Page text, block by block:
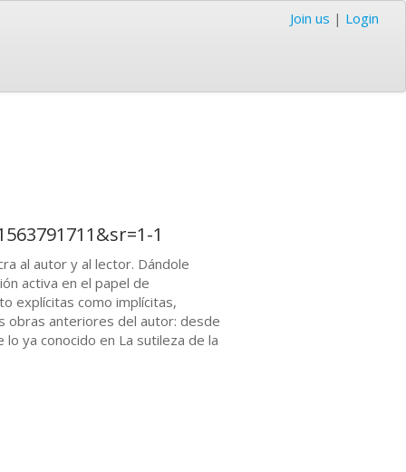
Join us | Login
1
al autor y al lector. Dándole
activa en el papel de
explícitas como implícitas,
obras anteriores del autor: desde
ya conocido en La sutileza de la